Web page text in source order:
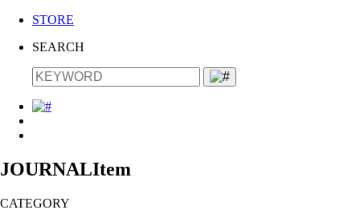
STORE
SEARCH
JOURNALItem
CATEGORY